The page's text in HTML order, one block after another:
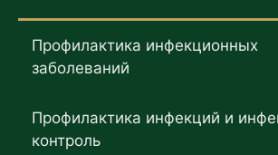
Профилактика инфекционных
заболеваний
Профилактика инфекций и
контроль